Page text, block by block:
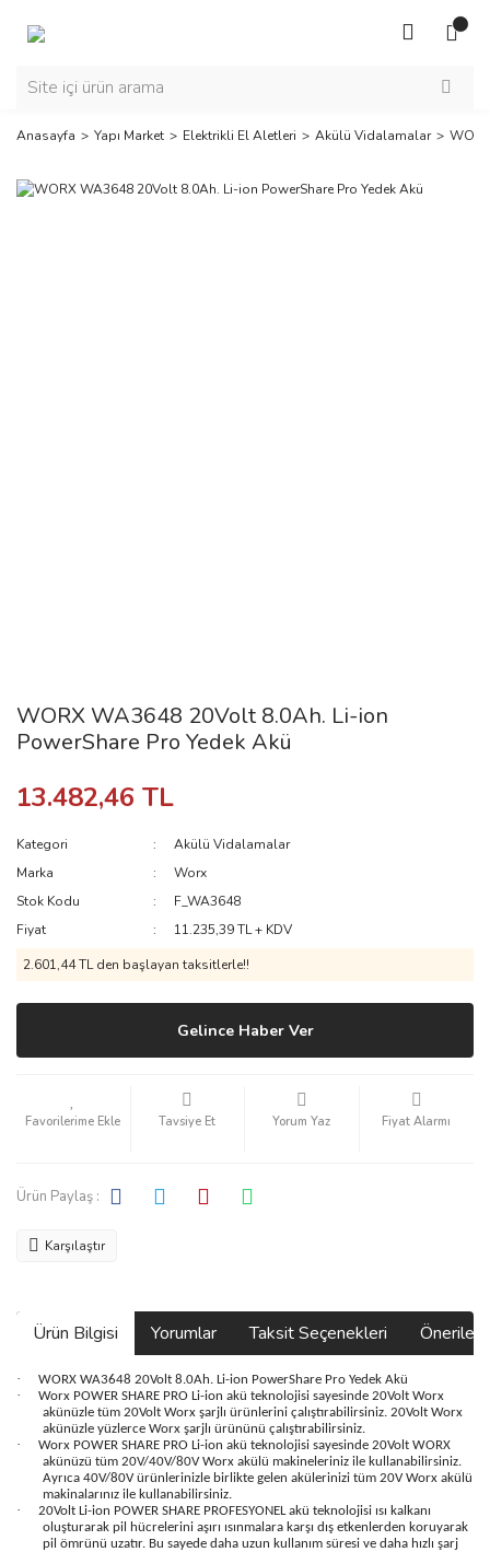
Anasayfa Yapı Market Elektrikli El Aletleri Akülü Vidalamalar
WORX WA3648 20Volt 8.0Ah. Li-ion
PowerShare Pro Yedek Akü
13.482,46 TL
Kategori
Akülü Vidalamalar
Marka
Worx
Stok Kodu
F_WA3648
Fiyat
11.235,39 TL + KDV
2.601,44 TL den başlayan taksitlerle!!
Gelince Haber Ver
Tavsiye Et Yorum Yaz Fiyat Alarmı
Ürün Paylaş :
Karşılaştır
Ürün Bilgisi Yorumlar Taksit Seçenekleri
· WORX WA3648 20Volt 8.0Ah. Li-ion PowerShare Pro Yedek Akü
·
Worx POWER SHARE PRO Li-ion akü teknolojisi sayesinde 20Volt Worx
akünüzle tüm 20Volt Worx şarjlı ürünlerini çalıştırabilirsiniz. 20Volt Worx
akünüzle yüzlerce Worx şarjlı ürününü çalıştırabilirsiniz.
·
Worx POWER SHARE PRO Li-ion akü teknolojisi sayesinde 20Volt WORX
akünüzü tüm 20V/40V/80V Worx akülü makineleriniz ile kullanabilirsiniz.
Ayrıca 40V/80V ürünlerinizle birlikte gelen akülerinizi tüm 20V Worx akülü
makinalarınız ile kullanabilirsiniz.
·
20Volt Li-ion POWER SHARE PROFESYONEL akü teknolojisi ısı kalkanı
oluşturarak pil hücrelerini aşırı ısınmalara karşı dış etkenlerden koruyarak
pil ömrünü uzatır. Bu sayede daha uzun kullanım süresi ve daha hızlı şarj